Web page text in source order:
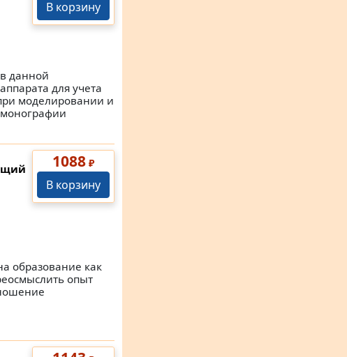
В корзину
данной
для учета
моделировании и
1088 ₽
В корзину
образование как
опыт